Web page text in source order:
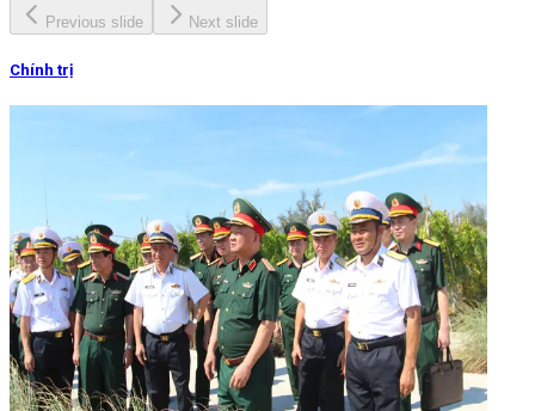
Previous slide Next slide
Chính trị